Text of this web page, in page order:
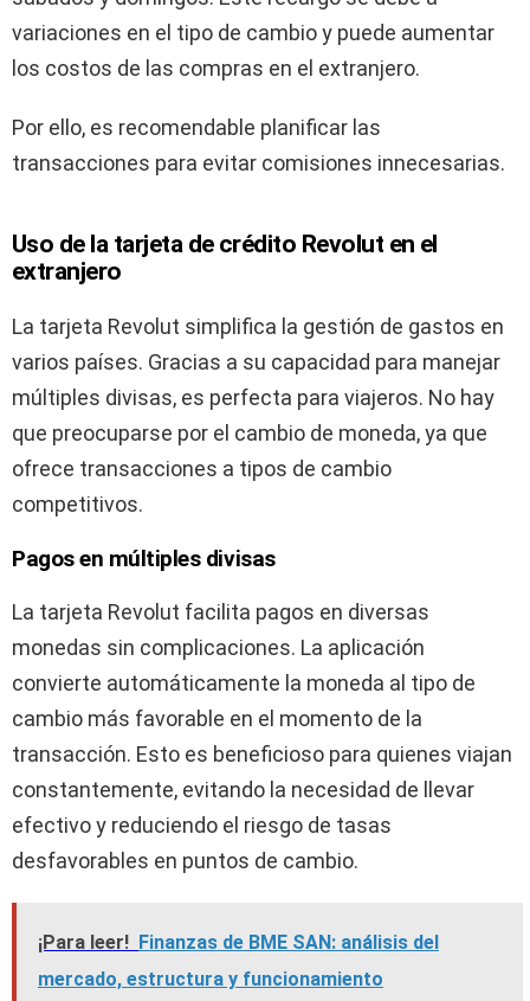
variaciones en el tipo de cambio y puede aumentar
los costos de las compras en el extranjero.
Por ello, es recomendable planificar las
transacciones para evitar comisiones innecesarias.
Uso de la tarjeta de crédito Revolut en el
extranjero
La tarjeta Revolut simplifica la gestión de gastos en
varios países. Gracias a su capacidad para manejar
múltiples divisas, es perfecta para viajeros. No hay
que preocuparse por el cambio de moneda, ya que
ofrece transacciones a tipos de cambio
competitivos.
Pagos en múltiples divisas
La tarjeta Revolut facilita pagos en diversas
monedas sin complicaciones. La aplicación
convierte automáticamente la moneda al tipo de
cambio más favorable en el momento de la
transacción. Esto es beneficioso para quienes viajan
constantemente, evitando la necesidad de llevar
efectivo y reduciendo el riesgo de tasas
desfavorables en puntos de cambio.
¡Para leer! Finanzas de BME SAN: análisis del
mercado, estructura y funcionamiento